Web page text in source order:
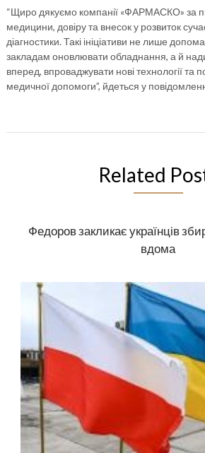
“Щиро дякуємо компанії «ФАРМАСКО» за
медицини, довіру та внесок у розвиток
діагностики. Такі ініціативи не лише
закладам оновлювати обладнання, а й
вперед, впроваджувати нові технології та
медичної допомоги”, йдеться у
Related
Федоров закликає українців
вдома